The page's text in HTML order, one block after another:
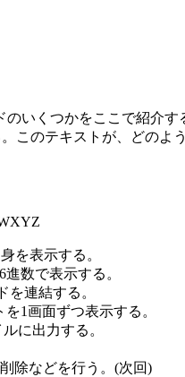
いくつかをここで紹介す
このテキストが、どのよ
を表示する。
数で表示する。
を連結する。
1画面ずつ表示する。
に出力する。
除などを行う。(次回)